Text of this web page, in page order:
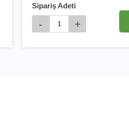
Sipariş Adeti
- +